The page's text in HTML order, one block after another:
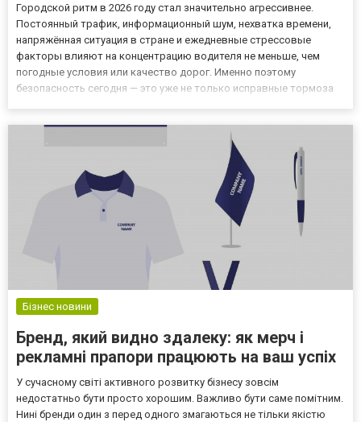
Городской ритм в 2026 году стал значительно агрессивнее.
Постоянный трафик, информационный шум, нехватка времени,
напряжённая ситуация в стране и ежедневные стрессовые
факторы влияют на концентрацию водителя не меньше, чем
погодные условия или качество дорог. Именно поэтому
безопасность сегодня — это уже не только исправные тормоза
Бізнес новини
Бренд, який видно здалеку: як мерч і
рекламні прапори працюють на ваш успіх
У сучасному світі активного розвитку бізнесу зовсім
недостатньо бути просто хорошим. Важливо бути саме помітним.
Нині бренди один з перед одного змагаються не тільки якістю